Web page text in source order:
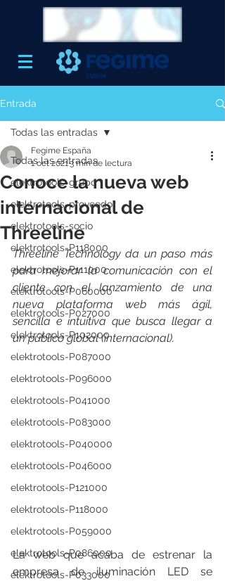
Entrada
Todas las entradas
elektrotools-grupo
elektrotools-proveedor
elektrotools-socio
elektrotools-P118000
elektrotools-P111000
elektrotools-P060000
elektrotools-P027000
elektrotools-P102000
elektrotools-P087000
elektrotools-P096000
elektrotools-P041000
elektrotools-P083000
elektrotools-P040000
elektrotools-P046000
elektrotools-P121000
elektrotools-P118000
elektrotools-P059000
elektrotools-P086000
elektrotools-P033000
Todas las entradas
Conoce la nueva web
internacional de
Threeline
Fegime España
1 oct 20213 min de lectura
Threeline Technology da un paso más
para mejorar la comunicación con el
cliente con el lanzamiento de una
nueva plataforma web más ágil,
sencilla e intuitiva que busca llegar a
un público global (internacional).
La web que acaba de estrenar la
empresa de iluminación LED se